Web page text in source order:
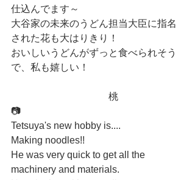
仕込んでます～
大谷家の未来のうどん担当大臣に指名
された花も大はりきり！
おいしいうどんがずっと食べられそう
で、私も嬉しい！
桃
📷
Tetsuya's new hobby is....
Making noodles!!
He was very quick to get all the
machinery and materials.